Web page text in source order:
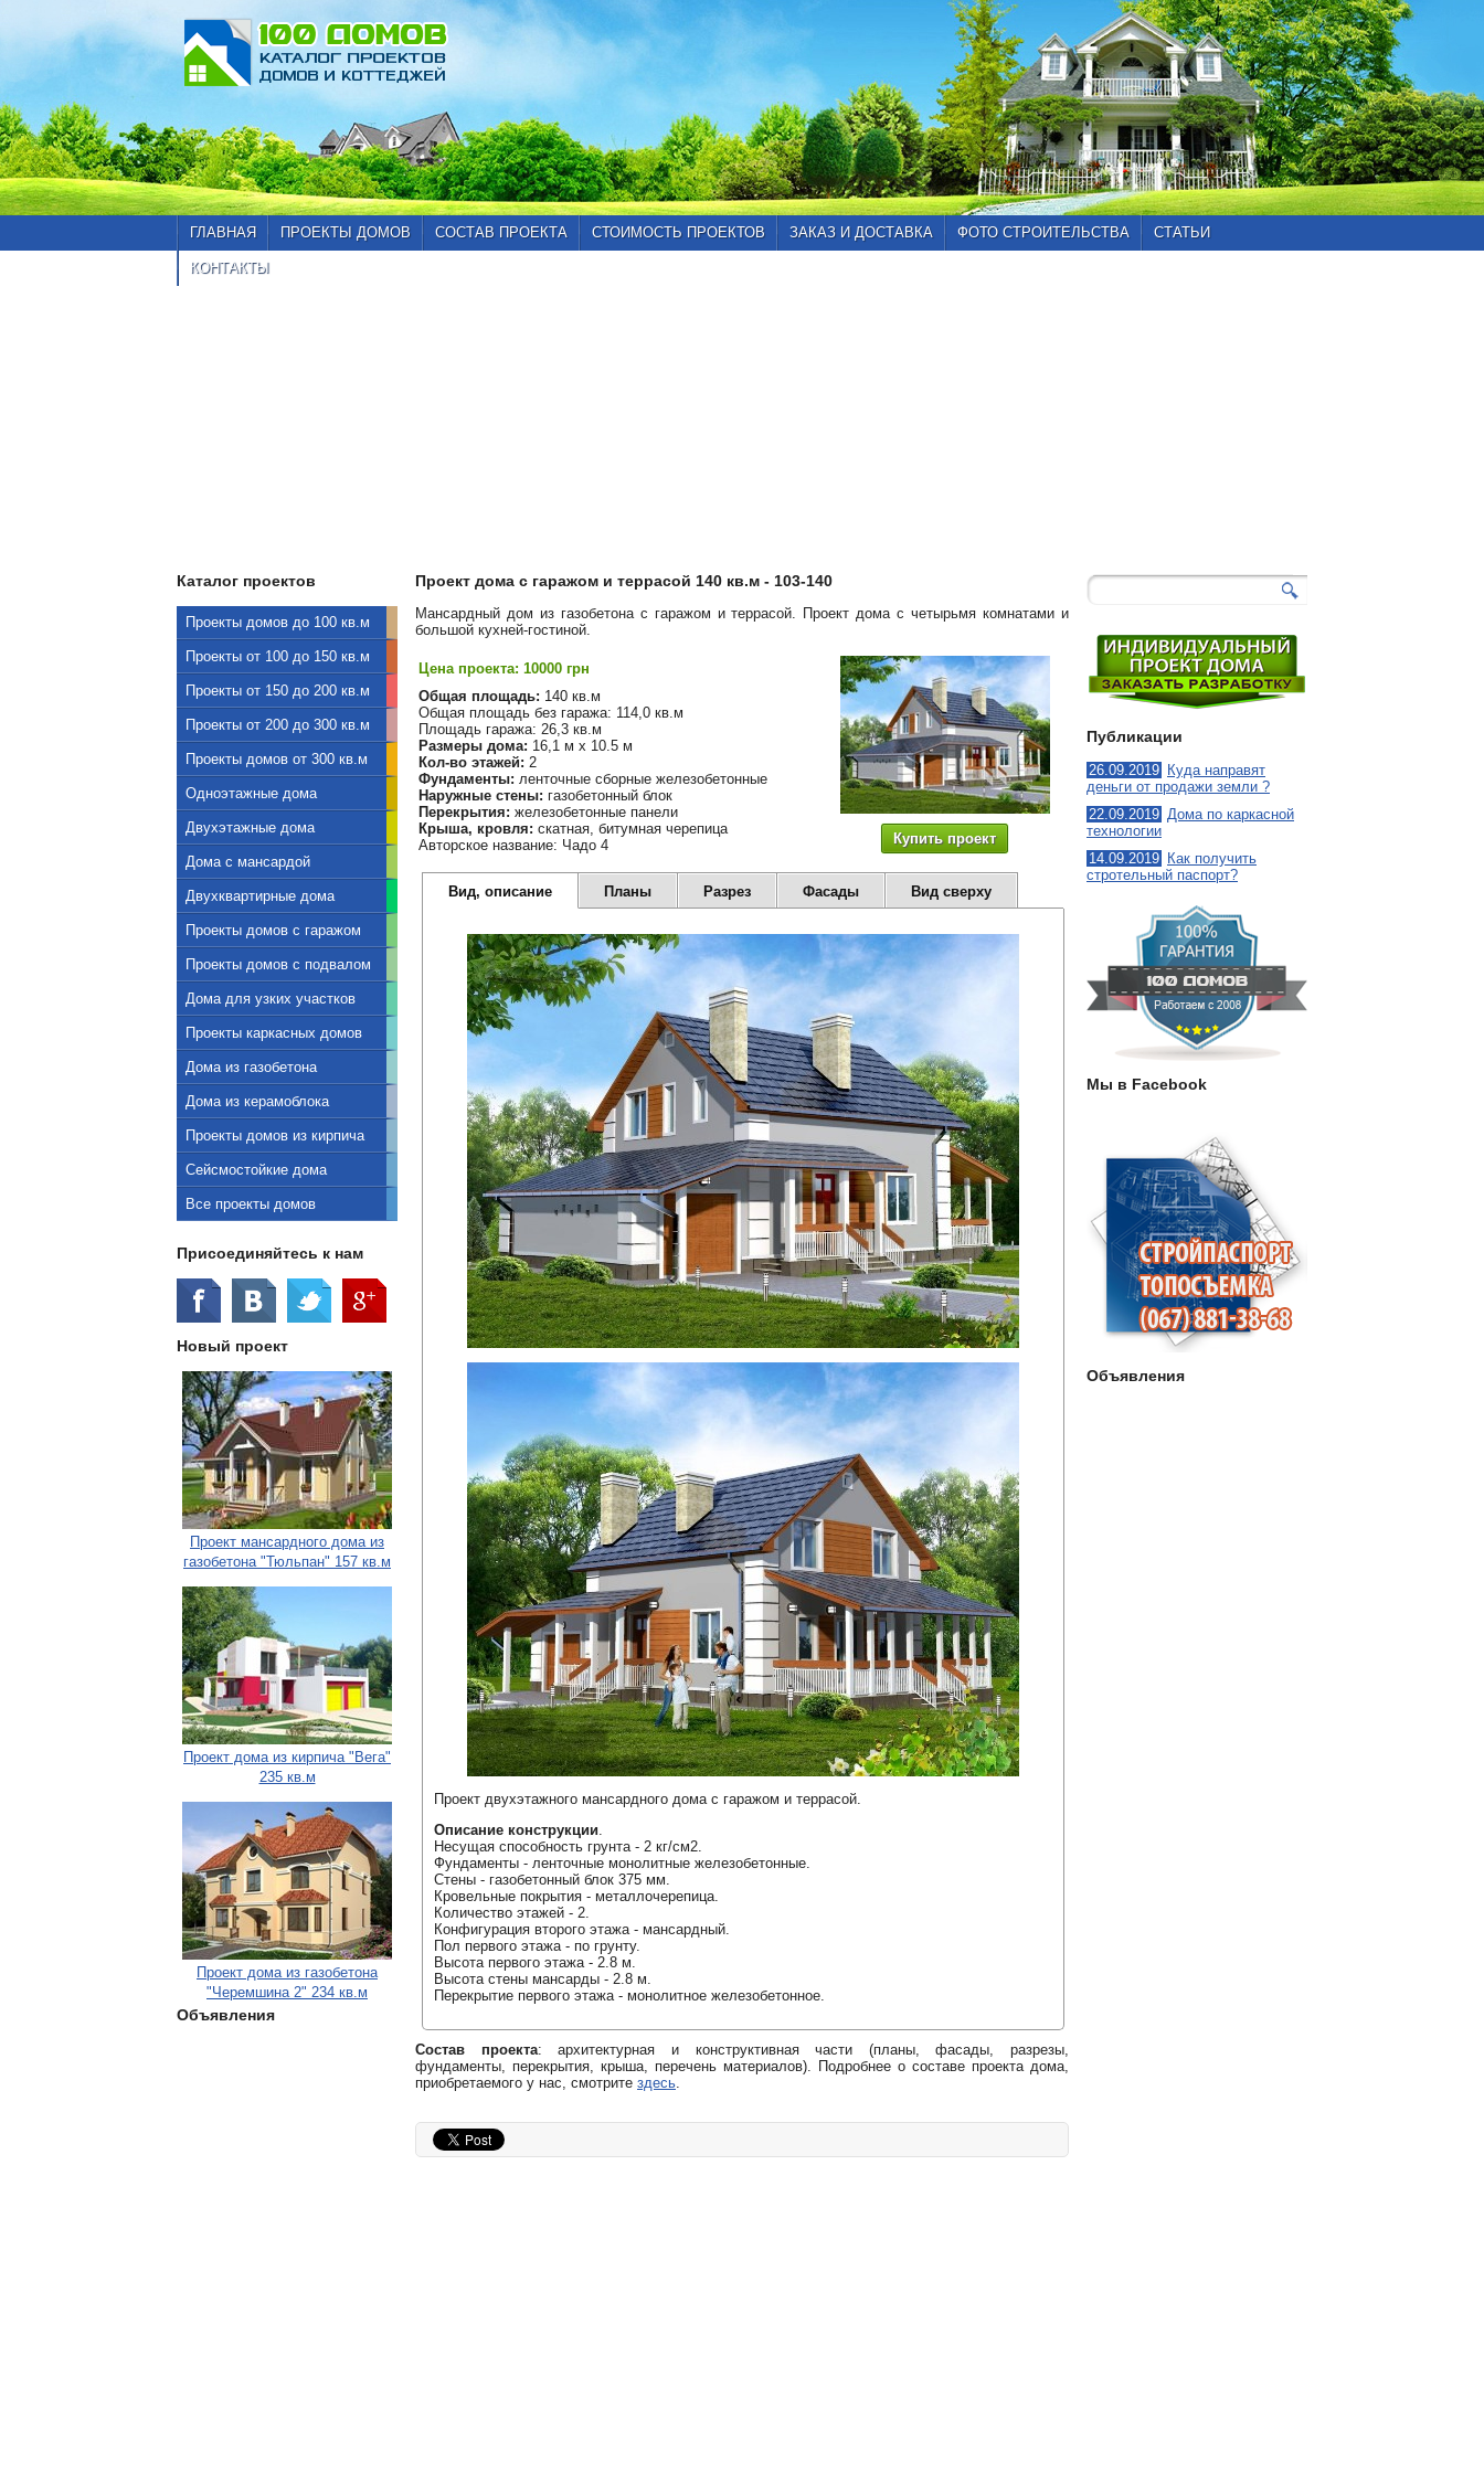
ГЛАВНАЯ ПРОЕКТЫ ДОМОВ СОСТАВ ПРОЕКТА СТОИМОСТЬ ПРОЕКТОВ ЗАКАЗ И ДОСТАВКА ФОТО СТРОИТЕЛЬСТВА СТАТЬИ
КОНТАКТЫ
Каталог проектов
Проекты домов до 100 кв.м
Проекты от 100 до 150 кв.м
Проекты от 150 до 200 кв.м
Проекты от 200 до 300 кв.м
Проекты домов от 300 кв.м
Одноэтажные дома
Двухэтажные дома
Дома с мансардой
Двухквартирные дома
Проекты домов с гаражом
Проекты домов с подвалом
Дома для узких участков
Проекты каркасных домов
Дома из газобетона
Дома из керамоблока
Проекты домов из кирпича
Сейсмостойкие дома
Все проекты домов
Присоединяйтесь к нам
Новый проект
Проект мансардного дома из
газобетона "Тюльпан" 157 кв.м
Проект дома из кирпича "Вега"
235 кв.м
Проект дома из газобетона
"Черемшина 2" 234 кв.м
Объявления
Публикации
26.09.2019 Куда направят
деньги от продажи земли ?
22.09.2019 Дома по каркасной
технологии
14.09.2019 Как получить
стротельный паспорт?
Мы в Facebook
Объявления
Проект дома с гаражом и террасой 140 кв.м - 103-140
Мансардный дом из газобетона с гаражом и террасой. Проект дома с четырьмя комнатами и
большой кухней-гостиной.
Цена проекта: 10000 грн
Общая площадь: 140 кв.м
Общая площадь без гаража: 114,0 кв.м
Площадь гаража: 26,3 кв.м
Размеры дома: 16,1 м х 10.5 м
Кол-во этажей: 2
Фундаменты: ленточные сборные железобетонные
Наружные стены: газобетонный блок
Перекрытия: железобетонные панели
Крыша, кровля: скатная, битумная черепица
Авторское название: Чадо 4
Купить проект
Вид, описание Планы Разрез Фасады Вид сверху
Проект двухэтажного мансардного дома с гаражом и террасой.
Описание конструкции.
Несущая способность грунта - 2 кг/см2.
Фундаменты - ленточные монолитные железобетонные.
Стены - газобетонный блок 375 мм.
Кровельные покрытия - металлочерепица.
Количество этажей - 2.
Конфигурация второго этажа - мансардный.
Пол первого этажа - по грунту.
Высота первого этажа - 2.8 м.
Высота стены мансарды - 2.8 м.
Перекрытие первого этажа - монолитное железобетонное.
Состав проекта: архитектурная и конструктивная части (планы, фасады, разрезы,
фундаменты, перекрытия, крыша, перечень материалов). Подробнее о составе проекта дома,
приобретаемого у нас, смотрите здесь.